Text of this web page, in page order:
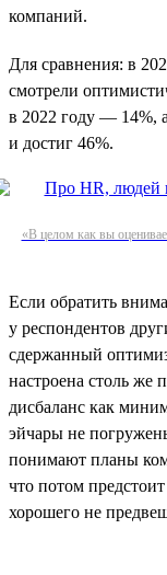
компаний.
Для сравнения: в
смотрели
в 2022 году — 14%,
и достиг 46%.
«В целом как вы
Если обратить
у респондентов
сдержанный
настроена столь
дисбаланс как
эйчары не
понимают планы
что потом
хорошего не